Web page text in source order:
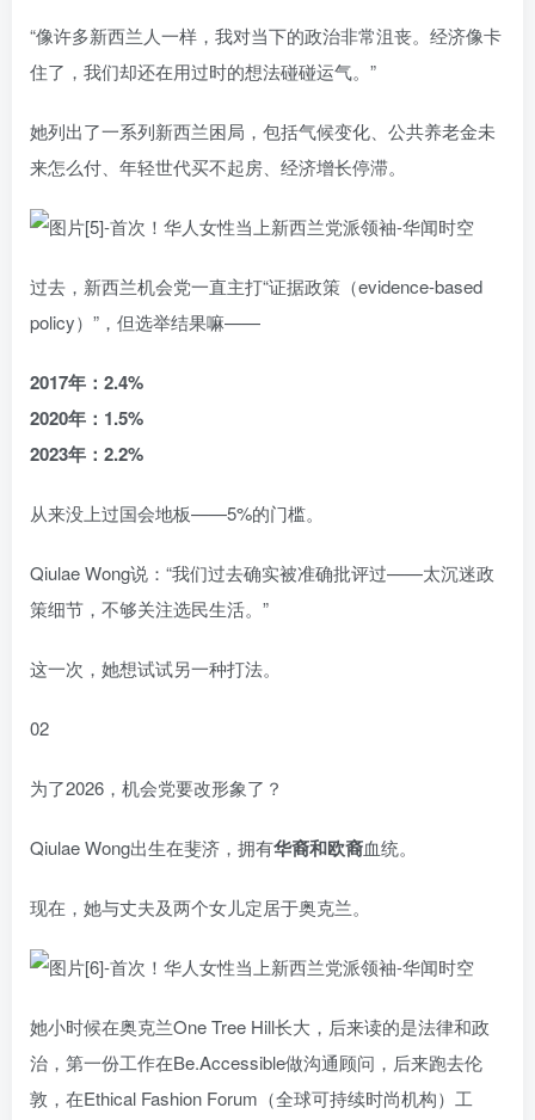
“像许多新西兰人一样，我对当下的政治非常沮丧。经济像卡
住了，我们却还在用过时的想法碰碰运气。”
她列出了一系列新西兰困局，包括气候变化、公共养老金未
来怎么付、年轻世代买不起房、经济增长停滞。
过去，新西兰机会党一直主打“证据政策（evidence-based
policy）”，但选举结果嘛——
2017年：2.4%
2020年：1.5%
2023年：2.2%
从来没上过国会地板——5%的门槛。
Qiulae Wong说：“我们过去确实被准确批评过——太沉迷政
策细节，不够关注选民生活。”
这一次，她想试试另一种打法。
02
为了2026，机会党要改形象了？
Qiulae Wong出生在斐济，拥有华裔和欧裔血统。
现在，她与丈夫及两个女儿定居于奥克兰。
她小时候在奥克兰One Tree Hill长大，后来读的是法律和政
治，第一份工作在Be.Accessible做沟通顾问，后来跑去伦
敦，在Ethical Fashion Forum（全球可持续时尚机构）工